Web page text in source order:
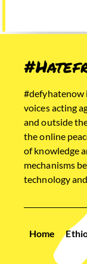
#defyhatenow
voices acting
and outside
the online
of knowledge
mechanisms
technology
Home